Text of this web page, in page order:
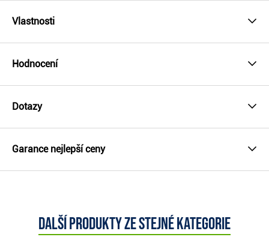
Vlastnosti
Hodnocení
Dotazy
Garance nejlepší ceny
Další produkty ze stejné kategorie